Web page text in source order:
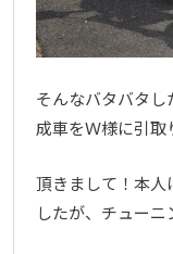
そんなバタバタ
成車をＷ様に引取
頂きまして！本人
したが、チューニ